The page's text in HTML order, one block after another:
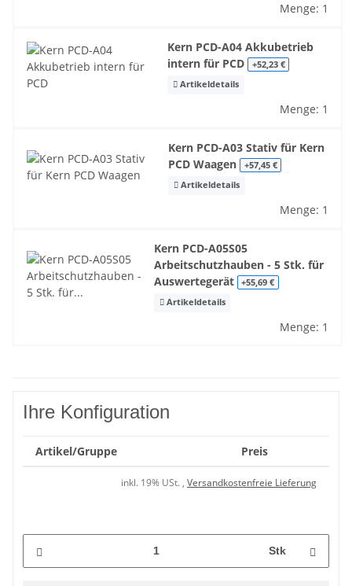
Menge: 1
Kern PCD-A04 Akkubetrieb
intern für PCD +52,23 €
Artikeldetails
Menge: 1
Kern PCD-A03 Stativ für Kern
PCD Waagen +57,45 €
Artikeldetails
Menge: 1
Kern PCD-A05S05
Arbeitschutzhauben - 5 Stk. für
Auswertegerät +55,69 €
Artikeldetails
Menge: 1
Ihre Konfiguration
Artikel/Gruppe Preis
inkl. 19% USt. , Versandkostenfreie Lieferung
Stk